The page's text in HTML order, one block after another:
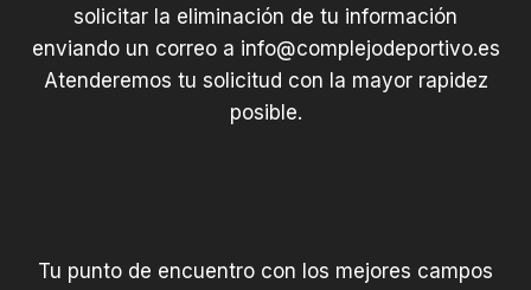
solicitar la eliminación de tu información
enviando un correo a info@complejodeportivo.es
Atenderemos tu solicitud con la mayor rapidez
posible.
Tu punto de encuentro con los mejores campos